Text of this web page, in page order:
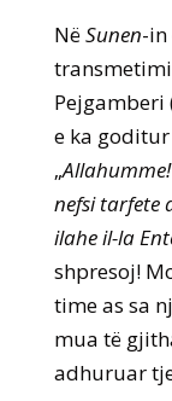
NëSunen-in
transmetimi
Pejgamberi
e ka
„
nefsi tarfete
ilahe il-la
shpresoj!
time as sa
mua të
adhuruar